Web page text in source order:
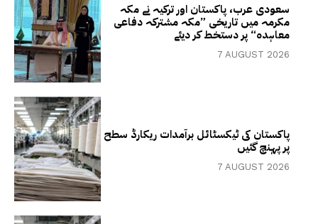
سعودی عرب، پاکستان اور ترکیہ نے مکہ
مکرمہ میں تاریخی ”مکہ مشترکہ دفاعی
معاہدہ“ پر دستخط کر دیئے
7 AUGUST 2026
پاکستان کی ٹیکسٹائل برآمدات ریکارڈ سطح
پر پہنچ گئیں
7 AUGUST 2026